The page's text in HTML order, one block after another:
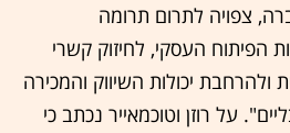
צפויה לתרום תרומה
הפיתוח העסקי, לחיזוק קשרי
ולהרחבת יכולות השיווק והמכירה
על רוזן וטוכמאייר נכתב כי